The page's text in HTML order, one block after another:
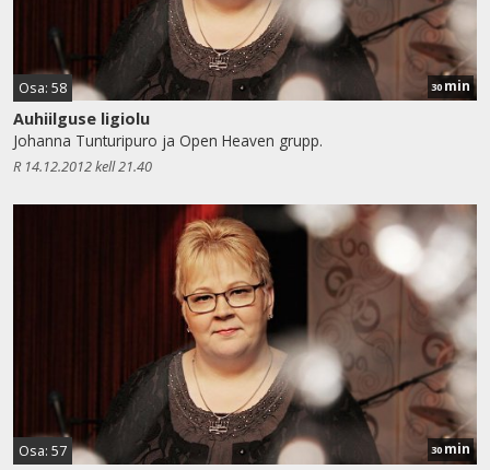
Osa: 58 30 min
Auhiilguse ligiolu
Johanna Tunturipuro ja Open Heaven grupp.
R 14.12.2012 kell 21.40
Osa: 57 30 min